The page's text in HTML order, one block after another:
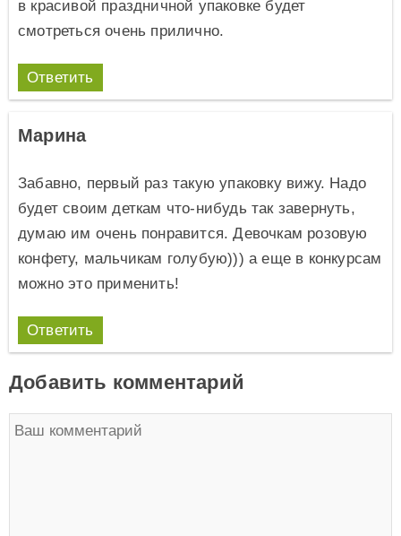
в красивой праздничной упаковке будет
смотреться очень прилично.
Ответить
Марина
Забавно, первый раз такую упаковку вижу. Надо
будет своим деткам что-нибудь так завернуть,
думаю им очень понравится. Девочкам розовую
конфету, мальчикам голубую))) а еще в конкурсам
можно это применить!
Ответить
Добавить комментарий